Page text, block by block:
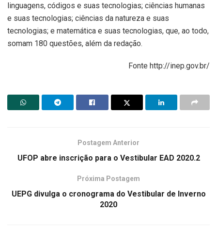
linguagens, códigos e suas tecnologias; ciências humanas
e suas tecnologias; ciências da natureza e suas
tecnologias; e matemática e suas tecnologias, que, ao todo,
somam 180 questões, além da redação.
Fonte http://inep.gov.br/
Postagem Anterior
UFOP abre inscrição para o Vestibular EAD 2020.2
Próxima Postagem
UEPG divulga o cronograma do Vestibular de Inverno
2020